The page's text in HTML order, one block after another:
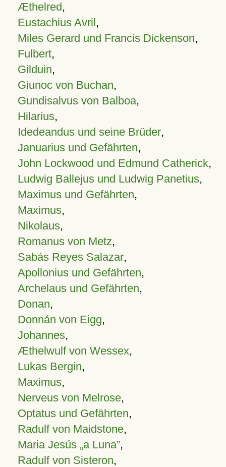
Æthelred,
Eustachius Avril,
Miles Gerard und Francis Dickenson,
Fulbert,
Gilduin,
Giunoc von Buchan,
Gundisalvus von Balboa,
Hilarius,
Idedeandus und seine Brüder,
Januarius und Gefährten,
John Lockwood und Edmund Catherick,
Ludwig Ballejus und Ludwig Panetius,
Maximus und Gefährten,
Maximus,
Nikolaus,
Romanus von Metz,
Sabás Reyes Salazar,
Apollonius und Gefährten,
Archelaus und Gefährten,
Donan,
Donnán von Eigg,
Johannes,
Æthelwulf von Wessex,
Lukas Bergin,
Maximus,
Nerveus von Melrose,
Optatus und Gefährten,
Radulf von Maidstone,
Maria Jesús „a Luna”,
Radulf von Sisteron,